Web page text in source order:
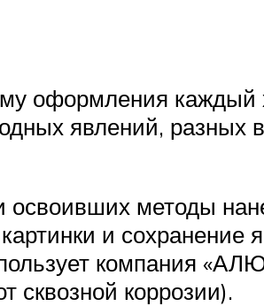
оформления каждый
явлений, разных
освоивших методы
и сохранение
компания
сквозной коррозии).